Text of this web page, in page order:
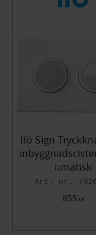
Ifö Sign
umatisk
855 KR